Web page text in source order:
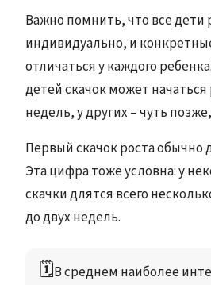
Важно помнить, что все дети
индивидуально, и
отличаться у каждого
детей скачок может
недель, у других – чуть
Первый скачок роста обычно
Эта цифра тоже условна: у
скачки длятся всего
до двух недель.
🗓️В среднем наиболее